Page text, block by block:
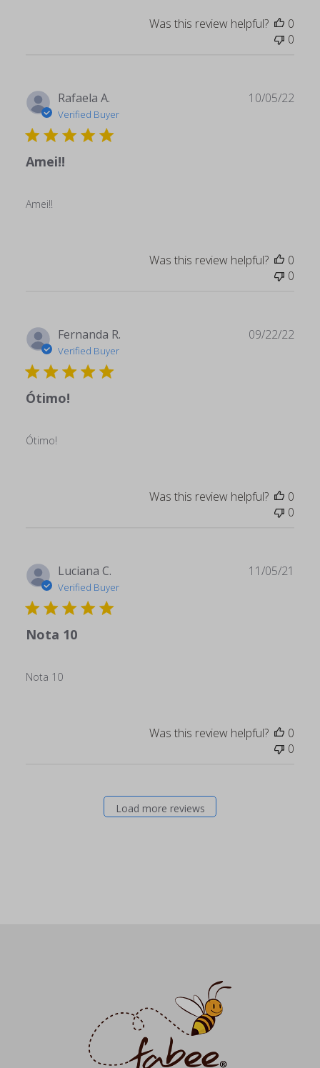
Was this review helpful?
0
0
Rafaela A.
Verified Buyer
Amei!!
Amei!!
10/05/22
Was this review helpful?
0
0
Fernanda R.
Verified Buyer
Ótimo!
Ótimo!
09/22/22
Was this review helpful?
0
0
Luciana C.
Verified Buyer
Nota 10
Nota 10
11/05/21
Was this review helpful?
0
0
Load more reviews